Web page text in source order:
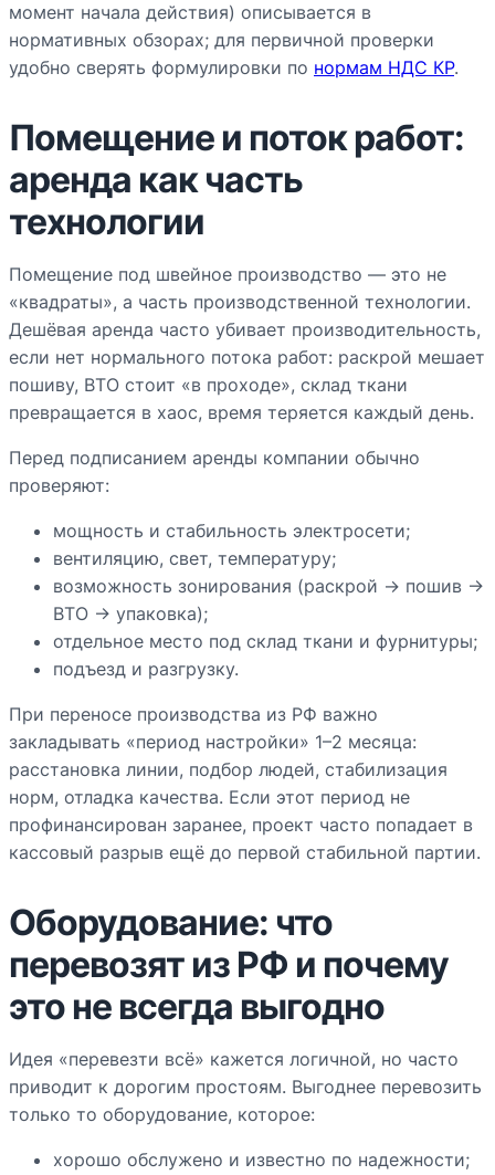
момент начала действия) описывается в
нормативных обзорах; для первичной проверки
удобно сверять формулировки по нормам НДС КР.
Помещение и поток работ:
аренда как часть
технологии
Помещение под швейное производство — это не
«квадраты», а часть производственной технологии.
Дешёвая аренда часто убивает производительность,
если нет нормального потока работ: раскрой мешает
пошиву, ВТО стоит «в проходе», склад ткани
превращается в хаос, время теряется каждый день.
Перед подписанием аренды компании обычно
проверяют:
мощность и стабильность электросети;
вентиляцию, свет, температуру;
возможность зонирования (раскрой → пошив →
ВТО → упаковка);
отдельное место под склад ткани и фурнитуры;
подъезд и разгрузку.
При переносе производства из РФ важно
закладывать «период настройки» 1–2 месяца:
расстановка линии, подбор людей, стабилизация
норм, отладка качества. Если этот период не
профинансирован заранее, проект часто попадает в
кассовый разрыв ещё до первой стабильной партии.
Оборудование: что
перевозят из РФ и почему
это не всегда выгодно
Идея «перевезти всё» кажется логичной, но часто
приводит к дорогим простоям. Выгоднее перевозить
только то оборудование, которое:
хорошо обслужено и известно по надежности;